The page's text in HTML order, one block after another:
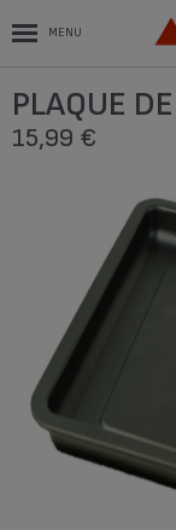
MENU
PLAQUE
15,99 €